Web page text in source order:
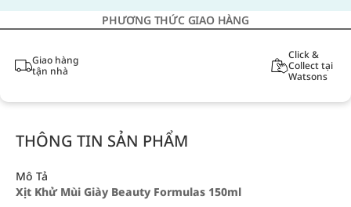
PHƯƠNG THỨC GIAO HÀNG
Giao hàng
tận nhà
Click &
Collect tại
Watsons
THÔNG TIN SẢN PHẨM
Mô Tả
Xịt Khử Mùi Giày Beauty Formulas 150ml